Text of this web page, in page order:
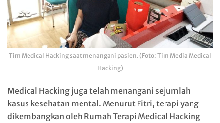
Tim Medical Hacking saat menangani pasien. (Foto: Tim Media Medical
Hacking)
Medical Hacking juga telah menangani sejumlah
kasus kesehatan mental. Menurut Fitri, terapi yang
dikembangkan oleh Rumah Terapi Medical Hacking